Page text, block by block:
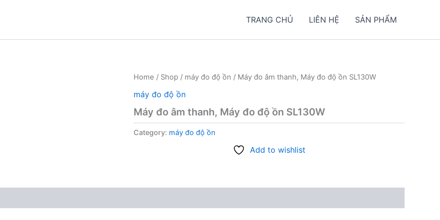
TRANG CHỦ LIÊN HỆ SẢN PHẨM
Home / Shop / máy đo độ ồn / Máy đo âm thanh, Máy đo độ ồn SL130W
máy đo độ ồn
Máy đo âm thanh, Máy đo độ ồn SL130W
Category: máy đo độ ồn
Add to wishlist